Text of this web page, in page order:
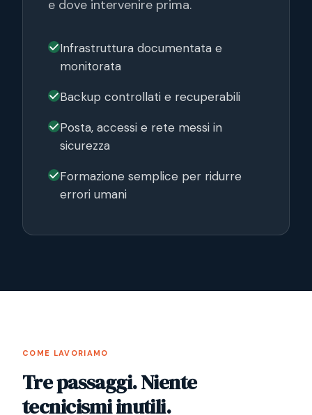
e dove intervenire prima.
Infrastruttura documentata e
monitorata
Backup controllati e recuperabili
Posta, accessi e rete messi in
sicurezza
Formazione semplice per ridurre
errori umani
COME LAVORIAMO
Tre passaggi. Niente
tecnicismi inutili.